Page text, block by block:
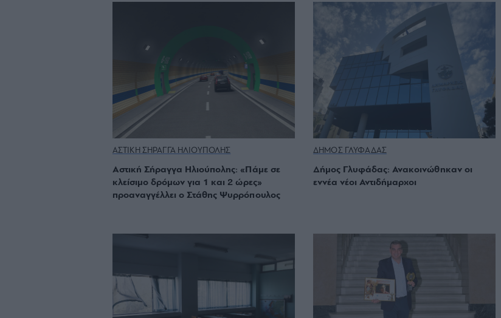
ΑΣΤΙΚΗ ΣΗΡΑΓΓΑ ΗΛΙΟΥΠΟΛΗΣ
Αστική Σήραγγα Ηλιούπολης: «Πάμε σε
κλείσιμο δρόμων για 1 και 2 ώρες»
προαναγγέλλει ο Στάθης Ψυρρόπουλος
ΔΗΜΟΣ ΓΛΥΦΑΔΑΣ
Δήμος Γλυφάδας: Ανακοινώθηκαν οι
εννέα νέοι Αντιδήμαρχοι